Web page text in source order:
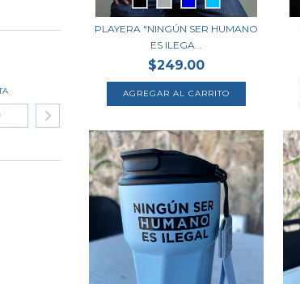
PLAYERA "NINGÚN SER HUMANO
ES ILEGA...
$249.00
AGREGAR AL CARRITO